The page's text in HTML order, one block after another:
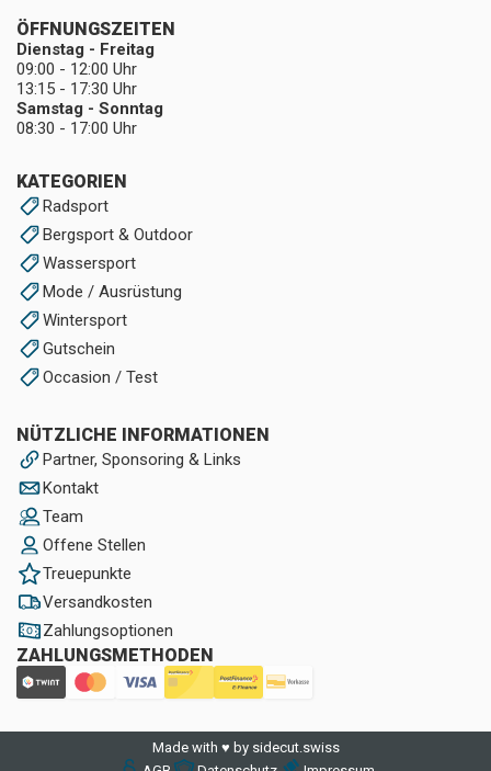
KATEGORIEN
Radsport
Bergsport & Outdoor
Wassersport
Mode / Ausrüstung
Wintersport
Gutschein
Occasion / Test
NÜTZLICHE INFORMATIONEN
Partner, Sponsoring & Links
Kontakt
Team
Offene Stellen
Treuepunkte
Versandkosten
Zahlungsoptionen
ZAHLUNGSMETHODEN
ÖFFNUNGSZEITEN
Dienstag - Freitag
09:00 - 12:00 Uhr
13:15 - 17:30 Uhr
Samstag - Sonntag
08:30 - 17:00 Uhr
Made with ♥ by sidecut.swiss